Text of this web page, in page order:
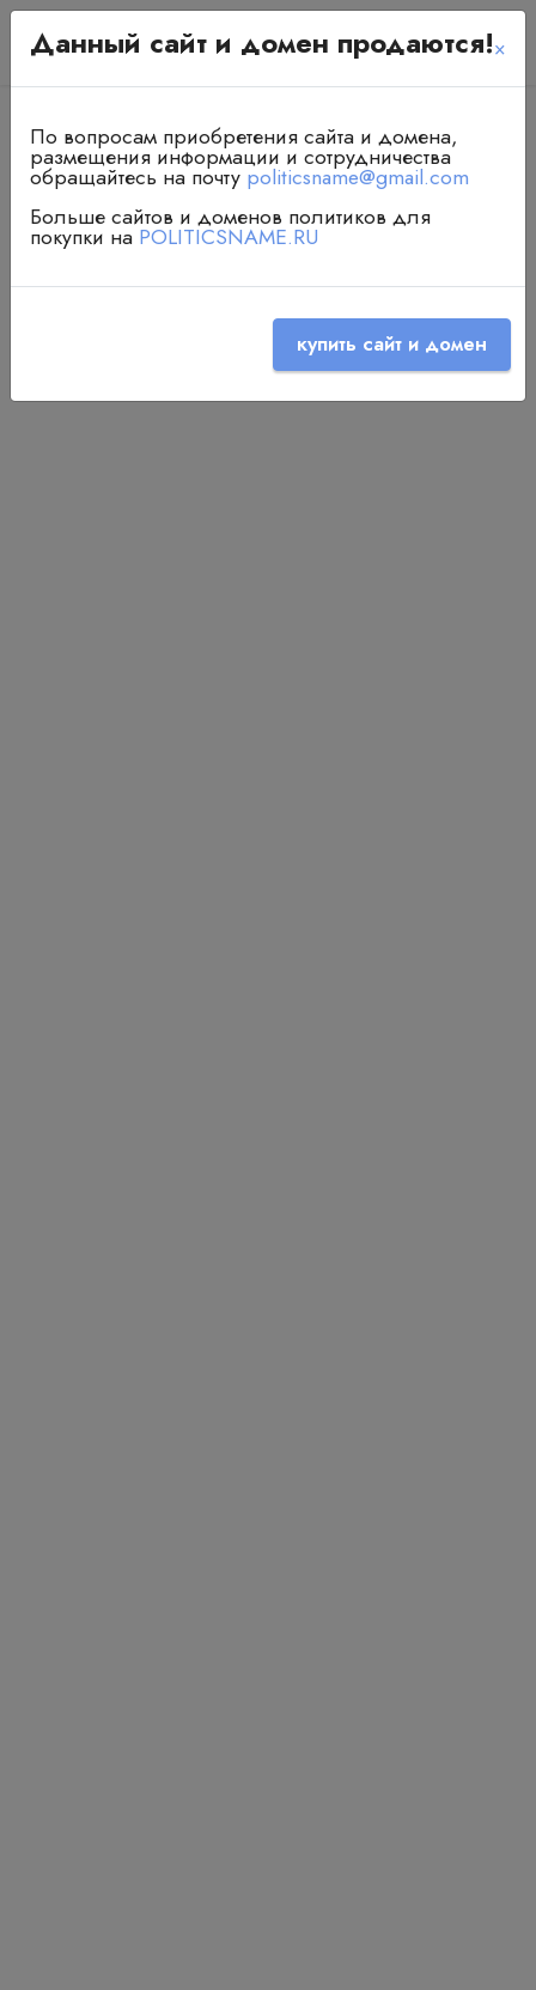
Езубов Алексей Петрович
Данный сайт и домен продаются!×
По вопросам приобретения сайта и домена,
размещения информации и сотрудничества
обращайтесь на почту politicsname@gmail.com
Больше сайтов и доменов политиков для
покупки на POLITICSNAME.RU
купить сайт и домен